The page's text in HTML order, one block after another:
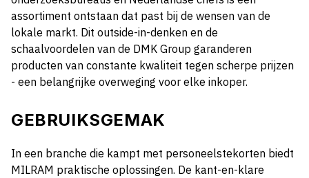
assortiment ontstaan dat past bij de wensen van de
lokale markt. Dit outside-in-denken en de
schaalvoordelen van de DMK Group garanderen
producten van constante kwaliteit tegen scherpe prijzen
- een belangrijke overweging voor elke inkoper.
GEBRUIKSGEMAK
In een branche die kampt met personeelstekorten biedt
MILRAM praktische oplossingen. De kant-en-klare